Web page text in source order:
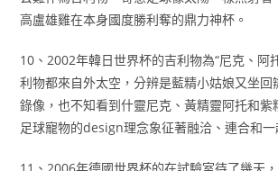
高盧雄雞在本身國度勝利奪的鼎力神杯。
10、2002年韓日世界杯的吉利物為“尼克、阿
利物都來自外太空，分辨是藍精小姑娘又坐回
錄像，也不知看到什靈尼克、黃精靈阿托和紫
足球寵物的design理念象征著融洽、連合和一